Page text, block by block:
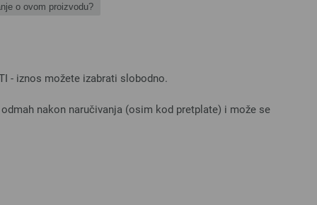
o ovom proizvodu?
- iznos možete izabrati slobodno.
nakon naručivanja (osim kod pretplate) i može se